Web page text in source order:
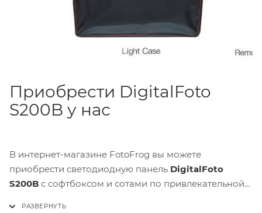
Приобрести DigitalFoto
S200B у нас
В интернет-магазине FotoFrog вы можете
приобрести светодиодную панель DigitalFoto
S200B с софтбоксом и сотами по привлекательной